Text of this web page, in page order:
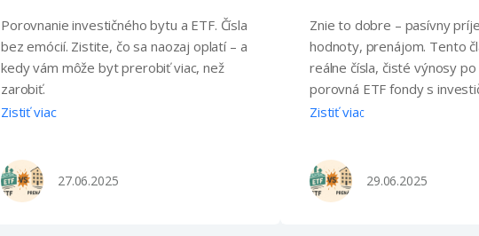
Porovnanie investičného bytu a ETF. Čísla
bez emócií. Zistite, čo sa naozaj oplatí – a
kedy vám môže byt prerobiť viac, než
zarobiť.
Zistiť viac
27.06.2025
Znie to dobre – pasívny
hodnoty, prenájom. Tento
reálne čísla, čisté výnosy po
porovná ETF fondy s
nehnuteľnosťou. Fakty, ktoré
ročný scenár (2025 → 2055)
Východiskové parametre
Zistiť viac
29.06.2025